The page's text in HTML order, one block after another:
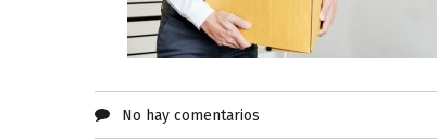
No hay comentarios